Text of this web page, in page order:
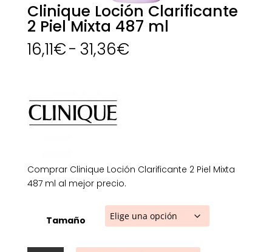
Clinique Loción Clarificante
2 Piel Mixta 487 ml
16,11€- 31,36€Rango
Comprar Clinique Loción Clarificante 2 Piel Mixta
487 ml al mejor precio.
Tamaño